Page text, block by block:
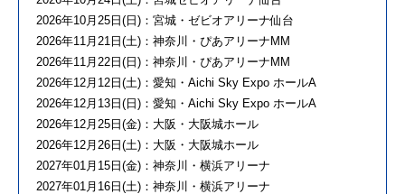
2026年10月25日(日)：宮城・ゼビオアリーナ仙台
2026年11月21日(土)：神奈川・ぴあアリーナMM
2026年11月22日(日)：神奈川・ぴあアリーナMM
2026年12月12日(土)：愛知・Aichi Sky Expo ホールA
2026年12月13日(日)：愛知・Aichi Sky Expo ホールA
2026年12月25日(金)：大阪・⼤阪城ホール
2026年12月26日(土)：大阪・⼤阪城ホール
2027年01月15日(金)：神奈川・横浜アリーナ
2027年01月16日(土)：神奈川・横浜アリーナ